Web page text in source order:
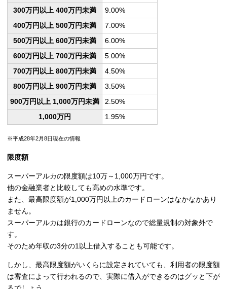
300万円以上 400万円未満
9.00%
400万円以上 500万円未満
7.00%
500万円以上 600万円未満
6.00%
600万円以上 700万円未満
5.00%
700万円以上 800万円未満
4.50%
800万円以上 900万円未満
3.50%
900万円以上 1,000万円未満
2.50%
1,000万円
1.95%
※平成28年2月8日現在の情報
限度額
スーパーアルカの限度額は10万～1,000万円です。
他の金融業者と比較しても高めの水準です。
また、最高限度額が1,000万円以上のカードローンはなかなかあり
ません。
スーパーアルカは銀行のカードローンなので総量規制の対象外で
す。
そのため年収の3分の1以上借入することも可能です。
しかし、最高限度額がいくらに設定されていても、利用者の限度額
は審査によって行われるので、実際に借入ができるのはグッと下が